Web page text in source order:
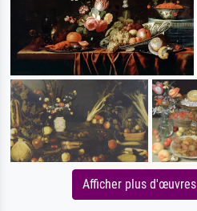
Afficher plus